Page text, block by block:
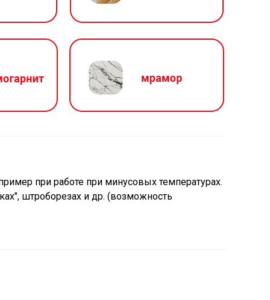
при работе при минусовых температурах.
штроборезах и др. (возможность